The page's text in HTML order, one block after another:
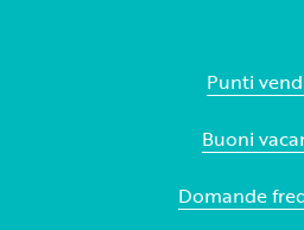
Punti
Buoni
Domande